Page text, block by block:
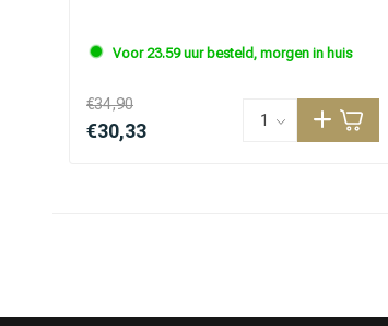
Voor 23.59 uur besteld, morgen in huis
€34,90
€30,33